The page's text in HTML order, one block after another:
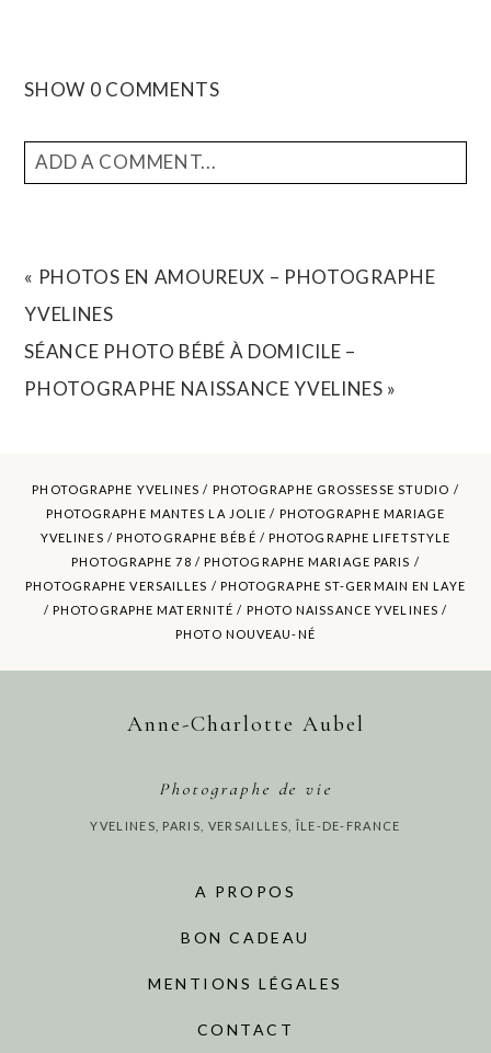
SHOW 0 COMMENTS
ADD A COMMENT...
POST COMMENT
« PHOTOS EN AMOUREUX – PHOTOGRAPHE
YVELINES
SÉANCE PHOTO BÉBÉ À DOMICILE –
PHOTOGRAPHE NAISSANCE YVELINES »
PHOTOGRAPHE YVELINES / PHOTOGRAPHE GROSSESSE STUDIO /
PHOTOGRAPHE MANTES LA JOLIE / PHOTOGRAPHE MARIAGE
YVELINES / PHOTOGRAPHE BÉBÉ / PHOTOGRAPHE LIFETSTYLE
PHOTOGRAPHE 78 / PHOTOGRAPHE MARIAGE PARIS /
PHOTOGRAPHE VERSAILLES / PHOTOGRAPHE ST-GERMAIN EN LAYE
/ PHOTOGRAPHE MATERNITÉ / PHOTO NAISSANCE YVELINES /
PHOTO NOUVEAU-NÉ
Anne-Charlotte Aubel
Photographe de vie
YVELINES, PARIS, VERSAILLES, ÎLE-DE-FRANCE
A PROPOS
BON CADEAU
MENTIONS LÉGALES
CONTACT